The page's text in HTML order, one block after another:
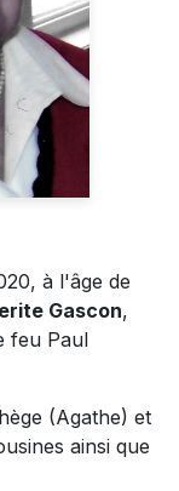
à l'âge de
Gascon,
feu Paul
(Agathe) et
ainsi que